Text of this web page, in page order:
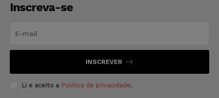
Inscreva-se
INSCREVER
Li e aceito a Política de privacidade.